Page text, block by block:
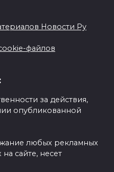
Новости Ру
файлов
за действия,
опубликованной
любых рекламных
сайте, несет